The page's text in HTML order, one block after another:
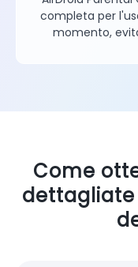
completa per
momento,
Come